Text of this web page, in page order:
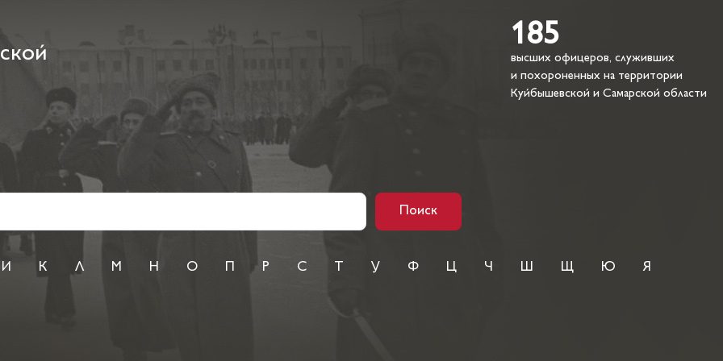
185
высших офицеров, служивших
и похороненных на территории
Куйбышевской и Самарской области
Поиск
И К Л М Н О Р С У Ф Ц Ч Ш Щ Ю Я